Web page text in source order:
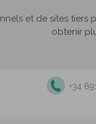
et de sites
obtenir
+34